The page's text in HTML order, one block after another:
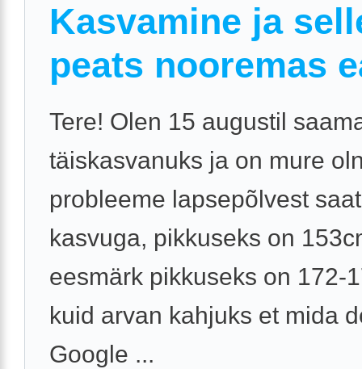
Kasvamine ja
peats nooremas
Tere! Olen 15 augustil
täiskasvanuks ja on mure
probleeme lapsepõlvest
kasvuga, pikkuseks on
eesmärk pikkuseks on 172-
kuid arvan kahjuks et mida
Google ...